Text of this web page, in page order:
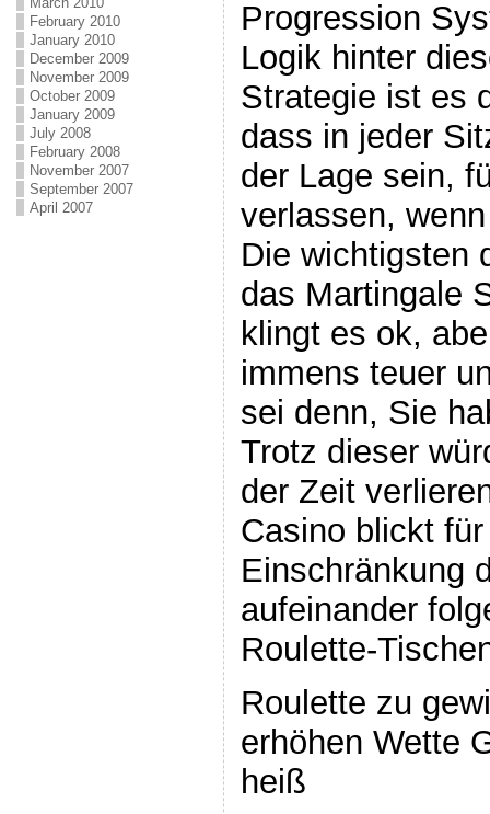
February 2010
January 2010
December 2009
November 2009
October 2009
January 2009
July 2008
February 2008
November 2007
September 2007
April 2007
Progression
Logik hinter
Strategie ist es
dass in jeder
der Lage sein,
verlassen,
Die wichtigsten
das Martingale
klingt es ok,
immens teuer
sei denn, Sie
Trotz dieser
der Zeit
Casino blickt
Einschränkung
aufeinander
Roulette-
Roulette zu
erhöhen Wette
heiß